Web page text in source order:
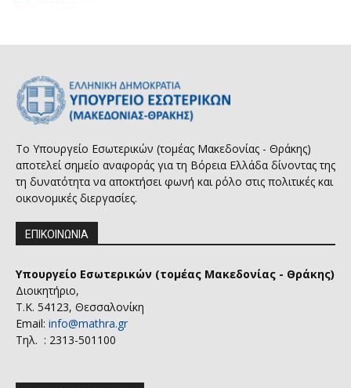
Το Υπουργείο Εσωτερικών (τομέας Μακεδονίας - Θράκης)
αποτελεί σημείο αναφοράς για τη Βόρεια Ελλάδα δίνοντας της
τη δυνατότητα να αποκτήσει φωνή και ρόλο στις πολιτικές και
οικονομικές διεργασίες.
ΕΠΙΚΟΙΝΩΝΙΑ
Υπουργείο Εσωτερικών (τομέας Μακεδονίας - Θράκης)
Διοικητήριο,
Τ.Κ. 54123, Θεσσαλονίκη
Email: info@mathra.gr
Τηλ. : 2313-501100